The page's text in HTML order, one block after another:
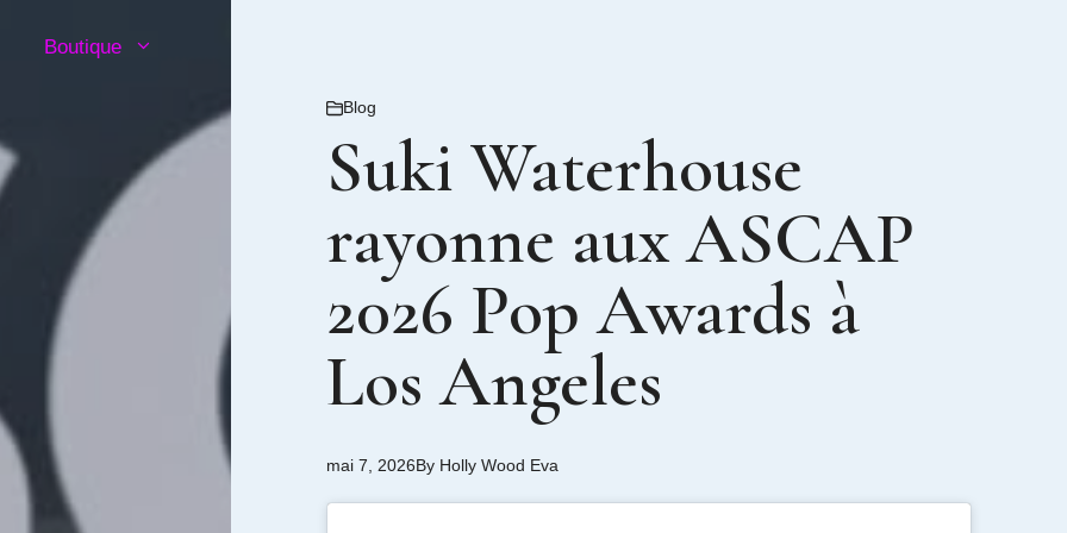
Boutique
Blog
Suki Waterhouse
rayonne aux ASCAP
2026 Pop Awards à
Los Angeles
mai 7, 2026By Holly Wood Eva